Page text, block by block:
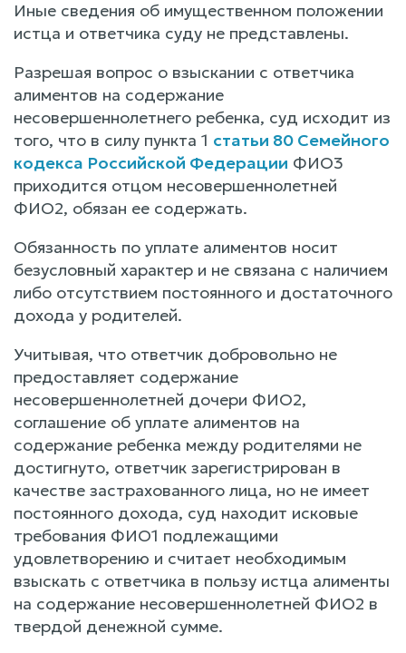
Иные сведения об имущественном положении
истца и ответчика суду не представлены.
Разрешая вопрос о взыскании с ответчика
алиментов на содержание
несовершеннолетнего ребенка, суд исходит из
того, что в силу пункта 1 статьи 80 Семейного
кодекса Российской Федерации ФИО3
приходится отцом несовершеннолетней
ФИО2, обязан ее содержать.
Обязанность по уплате алиментов носит
безусловный характер и не связана с наличием
либо отсутствием постоянного и достаточного
дохода у родителей.
Учитывая, что ответчик добровольно не
предоставляет содержание
несовершеннолетней дочери ФИО2,
соглашение об уплате алиментов на
содержание ребенка между родителями не
достигнуто, ответчик зарегистрирован в
качестве застрахованного лица, но не имеет
постоянного дохода, суд находит исковые
требования ФИО1 подлежащими
удовлетворению и считает необходимым
взыскать с ответчика в пользу истца алименты
на содержание несовершеннолетней ФИО2 в
твердой денежной сумме.